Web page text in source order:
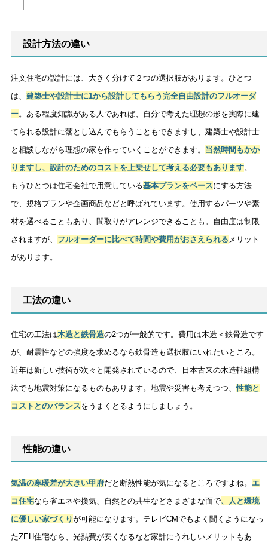
設計方法の違い
注文住宅の設計には、大きく分けて２つの選択肢があります。ひとつ
は、 建築士や設計士に1から設計してもらう完全自由設計のフルオーダ
ー。ある程度知識がある人であれば、自分で考えた理想の形を実際に建
てられる設計に落とし込んでもらうこともできますし、建築士や設計士
と相談しながら理想の家を作っていくことができます。 当然時間もかか
りますし、設計のためのコストを上乗せして考える必要もあります。
もうひとつは住宅会社で用意している基本プランをベースにする方法
で、規格プランや企画商品などと呼ばれています。使用するパーツや素
材を選べることもあり、間取りがアレンジできることも。自由度は制限
されますが、 フルオーダーに比べて時間や費用がおさえられる メリット
があります。
工法の違い
住宅の工法は木造と鉄骨造の2つが一般的です。費用は木造＜鉄骨造です
が、耐震性などの強度を求めるなら鉄骨造も選択肢にいれたいところ。
近年は新しい技術が次々と開発されているので、日本古来の木造軸組構
法でも地震対策になるものもあります。地震や災害も考えつつ、性能と
コストとのバランスをうまくとるようにしましょう。
性能の違い
気温の寒暖差が大きい甲府だと断熱性能が気になるところですよね。 エ
コ住宅なら省エネや換気、自然との共生などさまざまな面で、人と環境
に優しい家づくりが可能になります。テレビCMでもよく聞くようになっ
たZEH住宅なら、光熱費が安くなるなど家計にうれしいメリットもあ